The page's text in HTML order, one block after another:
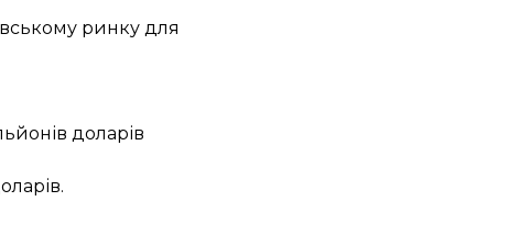
ринку для
доларів
.